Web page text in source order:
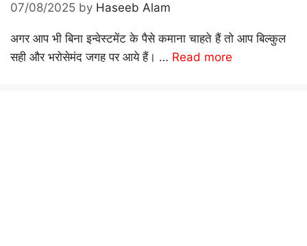
07/08/2025 by Haseeb Alam
अगर आप भी बिना इन्वेस्टमेंट के पैसे कमाना चाहते हैं तो आप बिल्कुल
सही और भरोसेमंद जगह पर आये हैं। … Read more